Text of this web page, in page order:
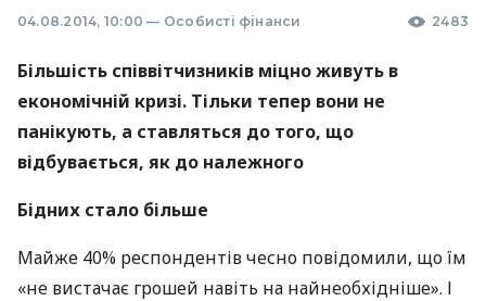
04.08.2014, 10:00 — Особисті фінанси 2483
Більшість співвітчизників міцно живуть в
економічній кризі. Тільки тепер вони не
панікують, а ставляться до того, що
відбувається, як до належного
Бідних стало більше
Майже 40% респондентів чесно повідомили, що їм
«не вистачає грошей навіть на найнеобхідніше». І